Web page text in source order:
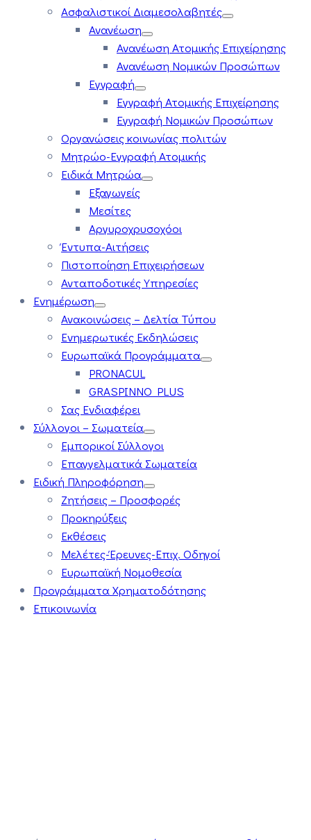
Ασφαλιστικοί Διαμεσολαβητές
Ανανέωση
Ανανέωση Ατομικής Επιχείρησης
Ανανέωση Νομικών Προσώπων
Εγγραφή
Εγγραφή Ατομικής Επιχείρησης
Εγγραφή Νομικών Προσώπων
Οργανώσεις κοινωνίας πολιτών
Μητρώο-Εγγραφή Ατομικής
Ειδικά Μητρώα
Εξαγωγείς
Μεσίτες
Αργυροχρυσοχόοι
Έντυπα-Αιτήσεις
Πιστοποίηση Επιχειρήσεων
Ανταποδοτικές Υπηρεσίες
Ενημέρωση
Ανακοινώσεις – Δελτία Τύπου
Ενημερωτικές Εκδηλώσεις
Ευρωπαϊκά Προγράμματα
PRONACUL
GRASPINNO PLUS
Σας Ενδιαφέρει
Σύλλογοι – Σωματεία
Εμπορικοί Σύλλογοι
Επαγγελματικά Σωματεία
Ειδική Πληροφόρηση
Ζητήσεις – Προσφορές
Προκηρύξεις
Εκθέσεις
Μελέτες-Έρευνες-Επιχ. Οδηγοί
Ευρωπαϊκή Νομοθεσία
Προγράμματα Χρηματοδότησης
Επικοινωνία